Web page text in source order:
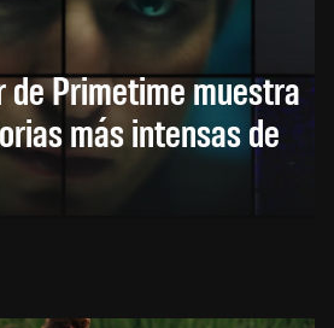
de Primetime muestra
más intensas de